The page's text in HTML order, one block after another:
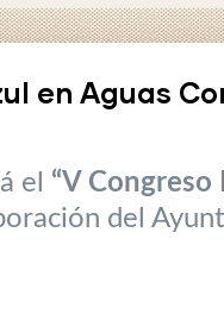
en Aguas
el “V
del